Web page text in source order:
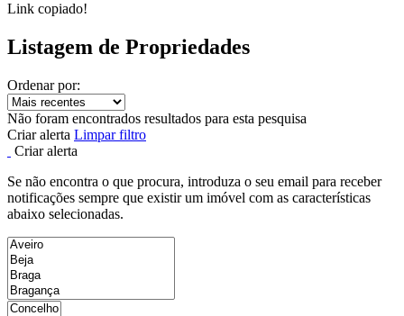
Link copiado!
Listagem de Propriedades
Ordenar por:
Não foram encontrados resultados para esta pesquisa
Criar alerta Limpar filtro
Criar alerta
Se não encontra o que procura, introduza o seu email para receber
notificações sempre que existir um imóvel com as características
abaixo selecionadas.